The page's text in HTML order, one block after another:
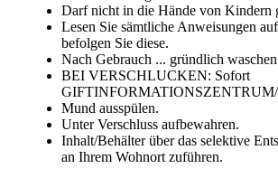
Darf nicht in die Hände von Kindern
Lesen Sie sämtliche Anwei­sungen
befolgen Sie diese.
Nach Gebrauch ... gründlich
BEI VERSCHLUCKEN: Sofort
Mund ausspülen.
Unter Verschluss aufbewahren.
Inhalt/Behälter über das selektive
an Ihrem Wohnort zuführen.